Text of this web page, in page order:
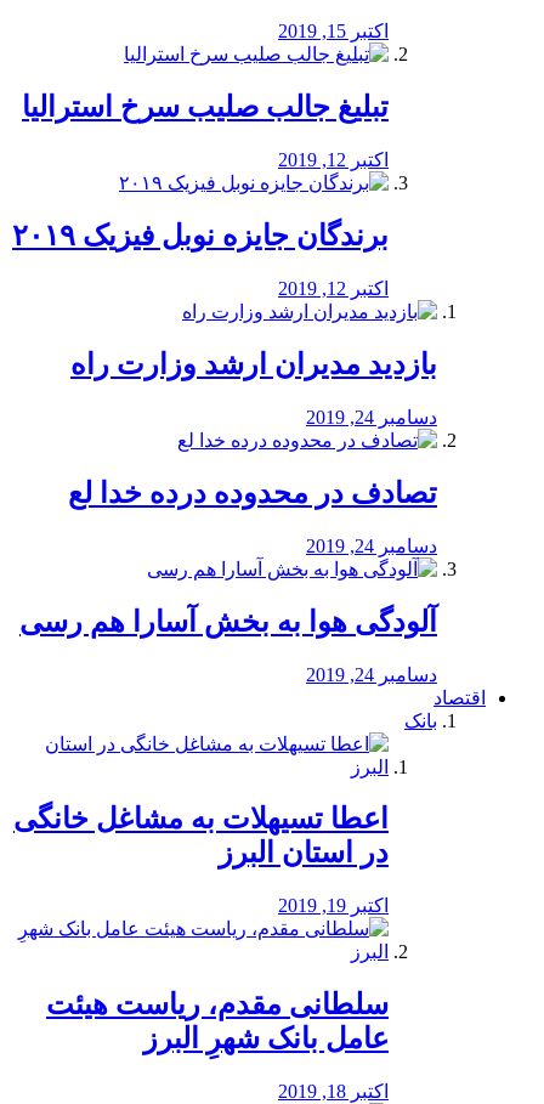
اکتبر 15, 2019
تبلیغ جالب صلیب سرخ استرالیا
اکتبر 12, 2019
برندگان جایزه نوبل فیزیک ۲۰۱۹
اکتبر 12, 2019
بازدید مدیران ارشد وزارت راه
دسامبر 24, 2019
تصادف در محدوده درده خدا لع
دسامبر 24, 2019
آلودگی هوا به بخش آسارا هم رسی
دسامبر 24, 2019
اقتصاد
بانک
️اعطا تسیهلات به مشاغل خانگی
در استان البرز
اکتبر 19, 2019
سلطانی مقدم، ریاست هیئت
عامل بانک شهرِ البرز
اکتبر 18, 2019